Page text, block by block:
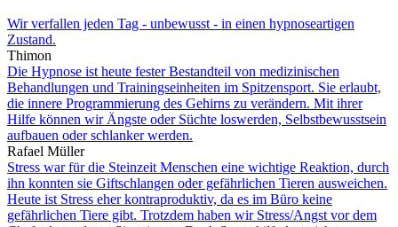
Wir verfallen jeden Tag - unbewusst - in einen hypnoseartigen
Zustand.
Thimon
Die Hypnose ist heute fester Bestandteil von medizinischen
Behandlungen und Trainingseinheiten im Spitzensport. Sie erlaubt,
die innere Programmierung des Gehirns zu verändern. Mit ihrer
Hilfe können wir Ängste oder Süchte loswerden, Selbstbewusstsein
aufbauen oder schlanker werden.
Rafael Müller
Stress war für die Steinzeit Menschen eine wichtige Reaktion, durch
ihn konnten sie Giftschlangen oder gefährlichen Tieren ausweichen.
Heute ist Stress eher kontraproduktiv, da es im Büro keine
gefährlichen Tiere gibt. Trotzdem haben wir Stress/Angst vor dem